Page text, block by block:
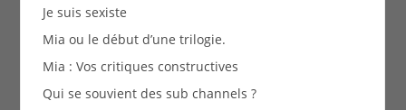
Je suis sexiste
Mia ou le début d’une trilogie.
Mia : Vos critiques constructives
Qui se souvient des sub channels ?